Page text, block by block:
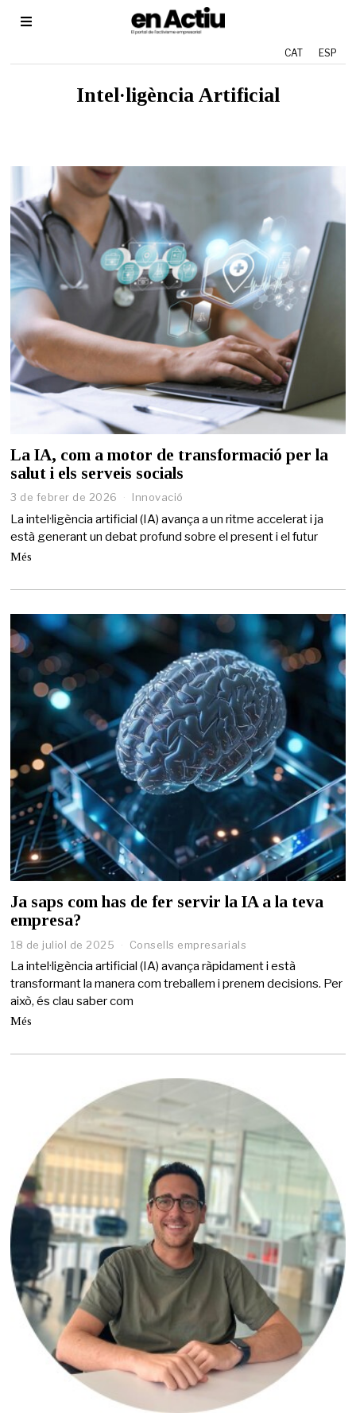
CAT ESP
Intel·ligència Artificial
La IA, com a motor de transformació per la
salut i els serveis socials
3 de febrer de 2026
3
d
e
f
r
e
2
2
Innovació
La intel·ligència artificial (IA) avança a un ritme accelerat i ja
està generant un debat profund sobre el present i el futur
Més
Ja saps com has de fer servir la IA a la teva
empresa?
18 de juliol de 2025 Consells empresarials
La intel·ligència artificial (IA) avança ràpidament i està
transformant la manera com treballem i prenem decisions. Per
això, és clau saber com
Més